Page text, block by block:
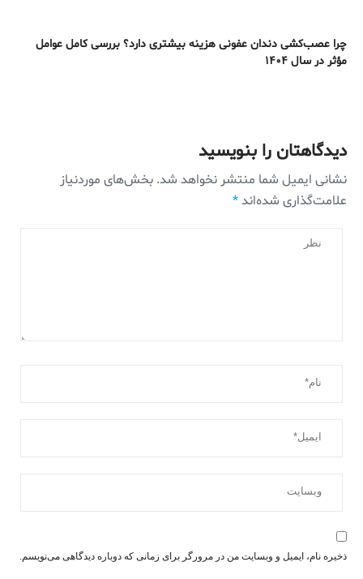
چرا عصب‌کشی دندان عفونی هزینه بیشتری دارد؟ بررسی کامل عوامل
مؤثر در سال ۱۴۰۴
دیدگاهتان را بنویسید
نشانی ایمیل شما منتشر نخواهد شد. بخش‌های موردنیاز
علامت‌گذاری شده‌اند*
ذخیره نام، ایمیل و وبسایت من در مرورگر برای زمانی که دوباره دیدگاهی می‌نویسم.